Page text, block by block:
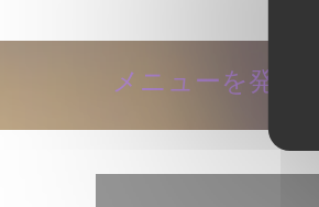
メニューを発見